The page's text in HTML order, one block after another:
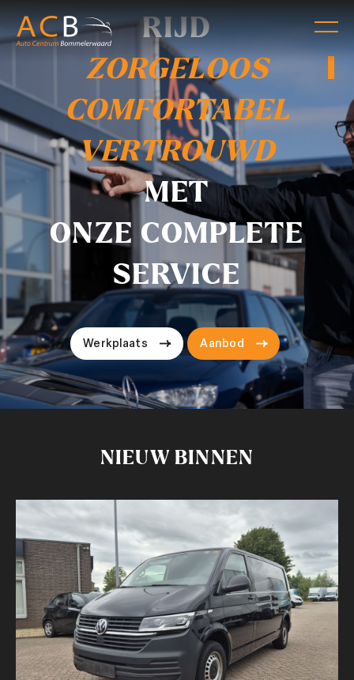
RIJD
ZORGELOOS
COMFORTABEL
VERTROUWD
MET
ONZE COMPLETE
SERVICE
Werkplaats Aanbod
NIEUW BINNEN